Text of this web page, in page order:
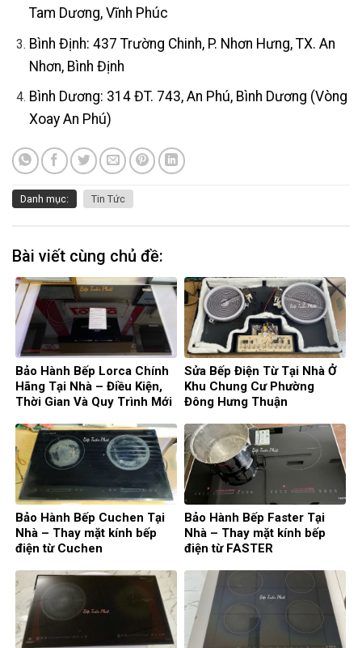
Tam Dương, Vĩnh Phúc
Bình Định: 437 Trường Chinh, P. Nhơn Hưng, TX. An
Nhơn, Bình Định
Bình Dương: 314 ĐT. 743, An Phú, Bình Dương (Vòng
Xoay An Phú)
Danh mục: Tin Tức
Bài viết cùng chủ đề:
Bảo Hành Bếp Lorca Chính
Hãng Tại Nhà – Điều Kiện,
Thời Gian Và Quy Trình Mới
Sửa Bếp Điện Từ Tại Nhà Ở
Khu Chung Cư Phường
Đông Hưng Thuận
Bảo Hành Bếp Cuchen Tại
Nhà – Thay mặt kính bếp
điện từ Cuchen
Bảo Hành Bếp Faster Tại
Nhà – Thay mặt kính bếp
điện từ FASTER